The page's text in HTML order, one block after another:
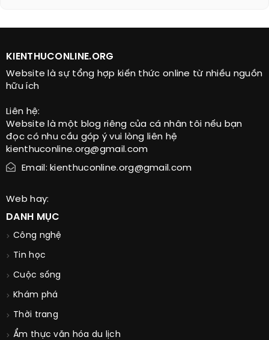
KIENTHUCONLINE.ORG
Website là sự tổng hợp kiến thức online từ nhiều nguồn
hữu ích
Liên hệ:
Website là một blog riêng của cá nhân tôi nếu bạn
đọc có nhu cầu góp ý vui lòng liên hệ
kienthuconline.org@gmail.com
Email: kienthuconline.org@gmail.com
Web hay:
DANH MỤC
Công nghệ
Tin học
Cuộc sống
Khám phá
Thời trang
Ẩm thực văn hóa du lịch